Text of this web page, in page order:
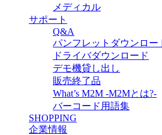
メディカル
サポート
Q&A
パンフレットダウンロー
ドライバダウンロード
デモ機貸し出し
販売終了品
What’s M2M -M2Mとは?-
バーコード用語集
SHOPPING
企業情報